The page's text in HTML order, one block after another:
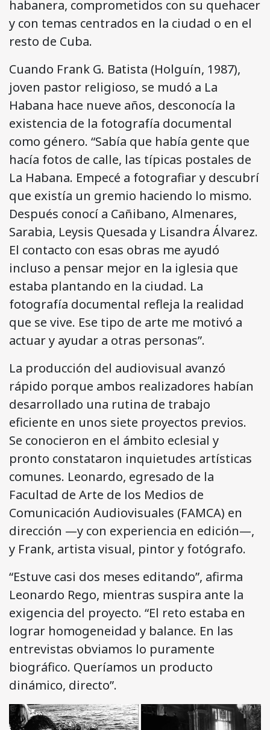
habanera, comprometidos con su quehacer
y con temas centrados en la ciudad o en el
resto de Cuba.
Cuando Frank G. Batista (Holguín, 1987),
joven pastor religioso, se mudó a La
Habana hace nueve años, desconocía la
existencia de la fotografía documental
como género. “Sabía que había gente que
hacía fotos de calle, las típicas postales de
La Habana. Empecé a fotografiar y descubrí
que existía un gremio haciendo lo mismo.
Después conocí a Cañibano, Almenares,
Sarabia, Leysis Quesada y Lisandra Álvarez.
El contacto con esas obras me ayudó
incluso a pensar mejor en la iglesia que
estaba plantando en la ciudad. La
fotografía documental refleja la realidad
que se vive. Ese tipo de arte me motivó a
actuar y ayudar a otras personas”.
La producción del audiovisual avanzó
rápido porque ambos realizadores habían
desarrollado una rutina de trabajo
eficiente en unos siete proyectos previos.
Se conocieron en el ámbito eclesial y
pronto constataron inquietudes artísticas
comunes. Leonardo, egresado de la
Facultad de Arte de los Medios de
Comunicación Audiovisuales (FAMCA) en
dirección —y con experiencia en edición—,
y Frank, artista visual, pintor y fotógrafo.
“Estuve casi dos meses editando”, afirma
Leonardo Rego, mientras suspira ante la
exigencia del proyecto. “El reto estaba en
lograr homogeneidad y balance. En las
entrevistas obviamos lo puramente
biográfico. Queríamos un producto
dinámico, directo”.